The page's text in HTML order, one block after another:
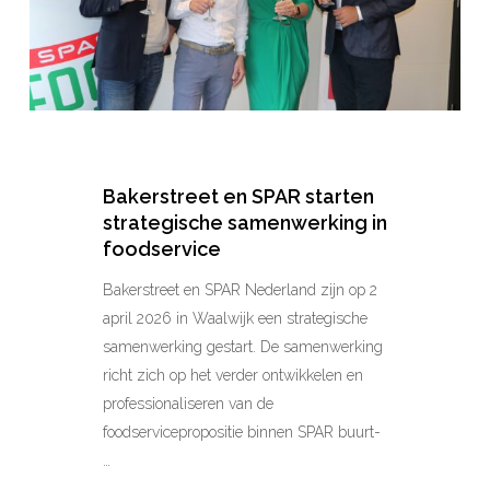
foodservice
Bakerstreet en SPAR starten
strategische samenwerking in
foodservice
Bakerstreet en SPAR Nederland zijn op 2
april 2026 in Waalwijk een strategische
samenwerking gestart. De samenwerking
richt zich op het verder ontwikkelen en
professionaliseren van de
foodservicepropositie binnen SPAR buurt-